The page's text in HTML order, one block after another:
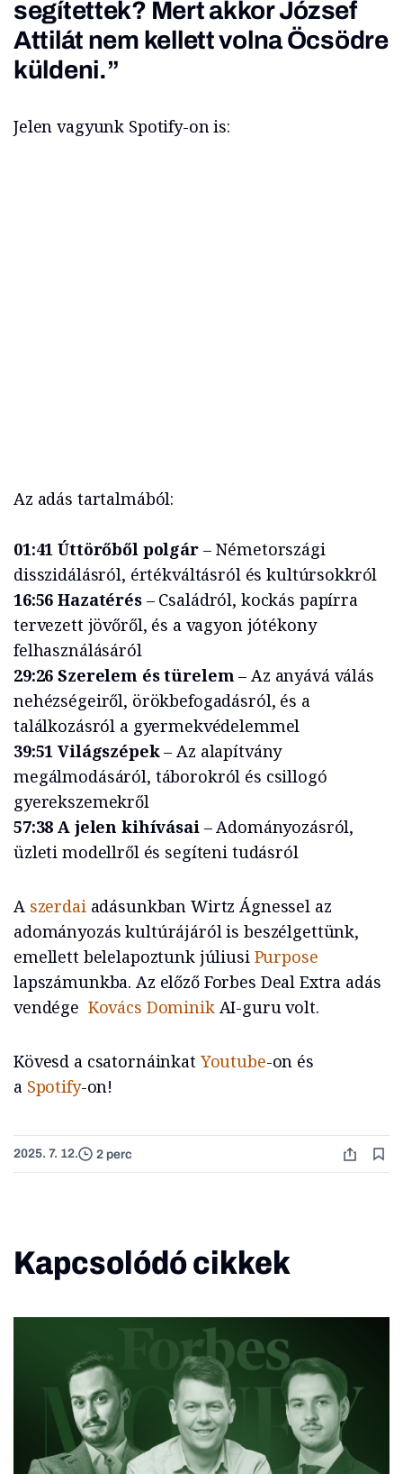
segítettek? Mert akkor József
Attilát nem kellett volna Öcsödre
küldeni.”
Jelen vagyunk Spotify-on is:
Az adás tartalmából:
01:41 Úttörőből polgár– Németországi
disszidálásról, értékváltásról és kultúrsokkról
16:56 Hazatérés– Családról, kockás papírra
tervezett jövőről, és a vagyon jótékony
felhasználásáról
29:26 Szerelem és türelem – Az anyává válás
nehézségeiről, örökbefogadásról, és a
találkozásról a gyermekvédelemmel
39:51 Világszépek– Az alapítvány
megálmodásáról, táborokról és csillogó
gyerekszemekről
57:38 A jelen kihívásai– Adományozásról,
üzleti modellről és segíteni tudásról
A szerdai adásunkban Wirtz Ágnessel az
adományozás kultúrájáról is beszélgettünk,
emellett belelapoztunk júliusi Purpose
lapszámunkba. Az előző Forbes Deal Extra adás
vendége Kovács DominikAI-guru volt.
Kövesd a csatornáinkat Youtube-on és
a Spotify-on!
2025. 7. 12. 2 perc
Kapcsolódó cikkek